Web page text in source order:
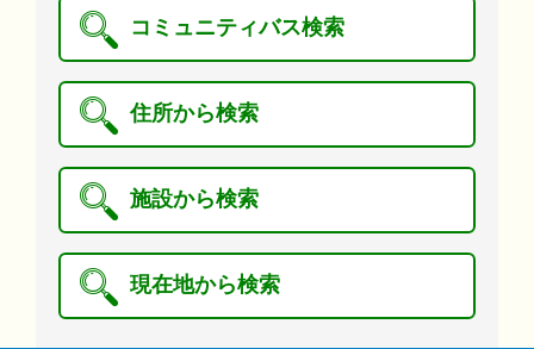
コミュニティバス検索
住所から検索
施設から検索
現在地から検索